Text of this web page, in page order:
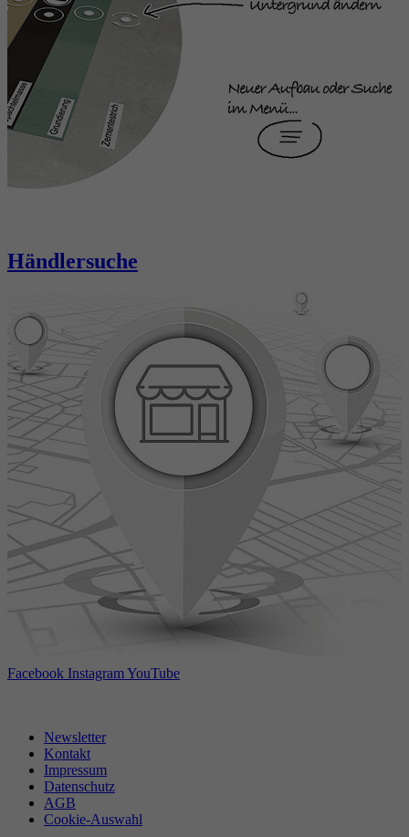
Händlersuche
Facebook InstagramYouTube
Newsletter
Kontakt
Impressum
Datenschutz
AGB
Cookie-Auswahl